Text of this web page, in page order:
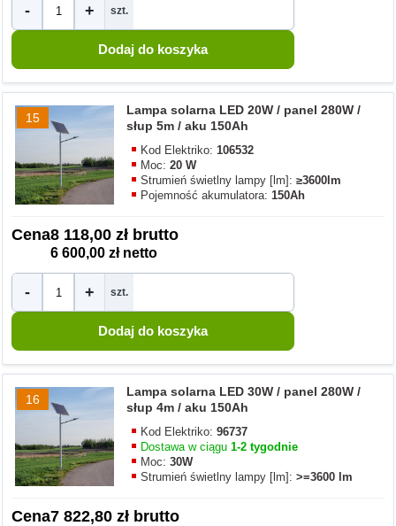
- + szt.
15
Lampa solarna LED 20W / panel 280W /
słup 5m / aku 150Ah
Kod Elektriko:106532
Moc:20 W
Strumień świetlny lampy [lm]:≥3600lm
Pojemność akumulatora:150Ah
Cena8 118,00 zł brutto
6 600,00 zł netto
- + szt.
16
Lampa solarna LED 30W / panel 280W /
słup 4m / aku 150Ah
Kod Elektriko:96737
Dostawa w ciągu1-2 tygodnie
Moc:30W
Strumień świetlny lampy [lm]:>=3600 lm
Cena7 822,80 zł brutto